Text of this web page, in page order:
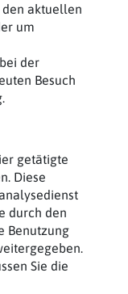
den aktuellen
um
der
Besuch
getätigte
Diese
durch den
Benutzung
Sie die